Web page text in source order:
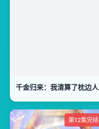
千金归来：我清算了枕边人
第12集完结